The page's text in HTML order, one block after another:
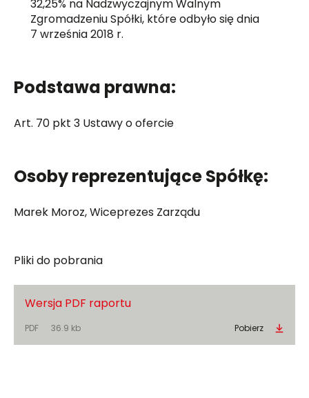
32,25% na Nadzwyczajnym Walnym
Zgromadzeniu Spółki, które odbyło się dnia
7 września 2018 r.
Podstawa prawna:
Art. 70 pkt 3 Ustawy o ofercie
Osoby reprezentujące Spółkę:
Marek Moroz, Wiceprezes Zarządu
Pliki do pobrania
Wersja PDF raportu
PDF 36.9 kb Pobierz